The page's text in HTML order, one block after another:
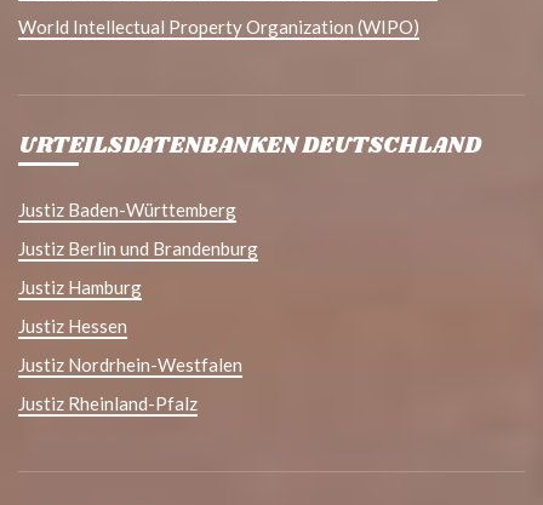
World Intellectual Property Organization (WIPO)
URTEILSDATENBANKEN DEUTSCHLAND
Justiz Baden-Württemberg
Justiz Berlin und Brandenburg
Justiz Hamburg
Justiz Hessen
Justiz Nordrhein-Westfalen
Justiz Rheinland-Pfalz